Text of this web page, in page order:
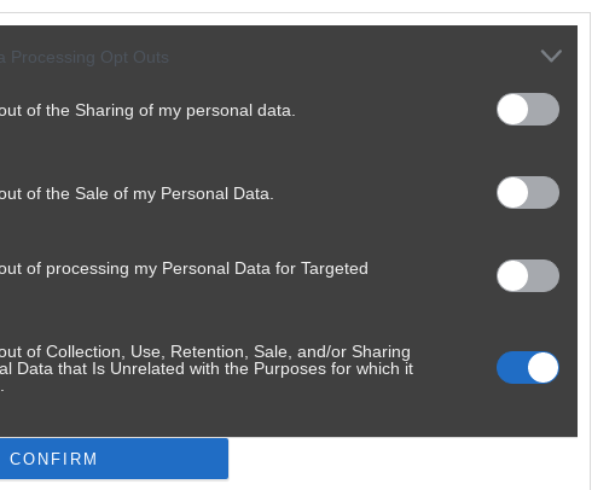
Processing Opt Outs
of the Sharing of my personal data.
of the Sale of my Personal Data.
of processing my Personal Data for Targeted
of Collection, Use, Retention, Sale, and/or Sharing
Data that Is Unrelated with the Purposes for which it
CONFIRM